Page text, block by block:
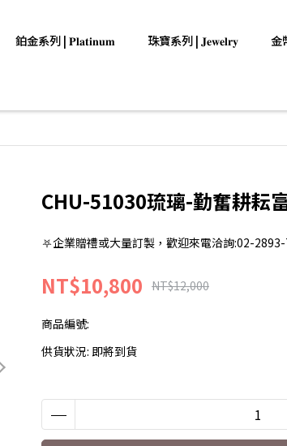
鉑金系列 | 𝐏𝐥𝐚𝐭𝐢𝐧𝐮𝐦 珠寶系列 | 𝐉𝐞𝐰𝐞𝐥𝐫𝐲
金
CHU-51030琉璃-勤奮耕耘
⛧企業贈禮或大量訂製，歡迎來電洽詢:02-
NT$10,800 NT$12,000
商品編號:
供貨狀況: 即將到貨